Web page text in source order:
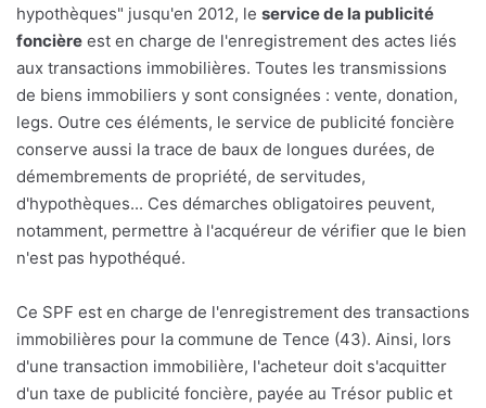
hypothèques" jusqu'en 2012, le service de la publicité
foncière est en charge de l'enregistrement des actes liés
aux transactions immobilières. Toutes les transmissions
de biens immobiliers y sont consignées : vente, donation,
legs. Outre ces éléments, le service de publicité foncière
conserve aussi la trace de baux de longues durées, de
démembrements de propriété, de servitudes,
d'hypothèques... Ces démarches obligatoires peuvent,
notamment, permettre à l'acquéreur de vérifier que le bien
n'est pas hypothéqué.
Ce SPF est en charge de l'enregistrement des transactions
immobilières pour la commune de Tence (43). Ainsi, lors
d'une transaction immobilière, l'acheteur doit s'acquitter
d'un taxe de publicité foncière, payée au Trésor public et